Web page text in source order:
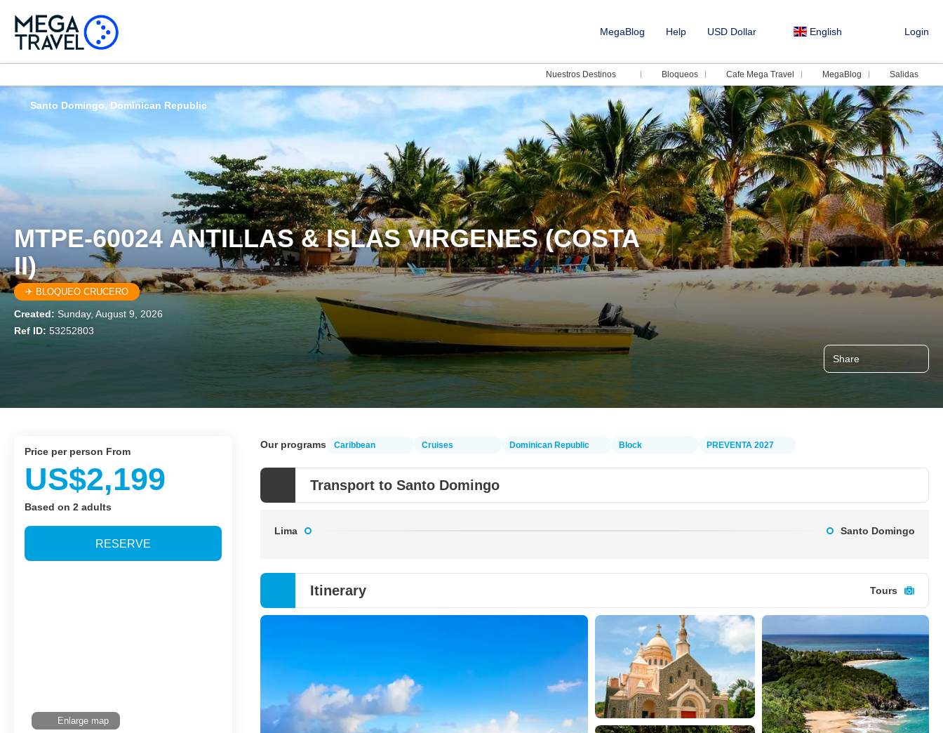
MegaBlog Help USD Dollar English Login
Nuestros Destinos Bloqueos Cafe Mega Travel MegaBlog Salidas
MTPE-60024 ANTILLAS & ISLAS VIRGENES (COSTA
II)
✈ BLOQUEO CRUCERO
Created: Sunday, August 9, 2026
Ref ID: 53252803
Share
Santo Domingo, Dominican Republic
Our programs Caribbean Cruises Dominican Republic Block PREVENTA 2027
Transport to Santo Domingo
Lima Santo Domingo
Itinerary Tours
price per person From
US$2,199
Based on 2 adults
RESERVE
Enlarge map